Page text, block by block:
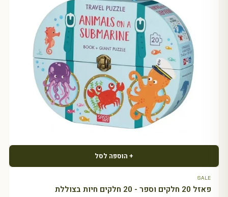
+ הוספה לסל
SALE
פאזל 20 חלקים וספר - 20 חלקים חיות בצוללת